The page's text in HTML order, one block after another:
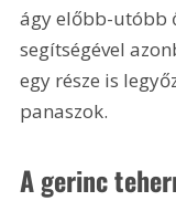
ágy előbb-utóbb
segítségével
egy része is
panaszok.
A gerinc